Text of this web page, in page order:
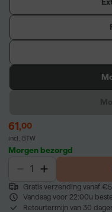
61,00
incl. BTW
Morgen bezorgd
Gratis verzending vanaf
Vandaag voor 22:00u
Retourtermijn van 30